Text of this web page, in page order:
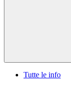
Tutte le info